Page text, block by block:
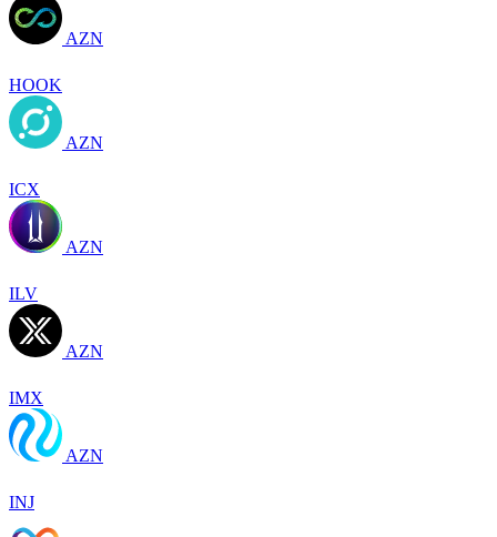
AZN
HOOK
AZN
ICX
AZN
ILV
AZN
IMX
AZN
INJ